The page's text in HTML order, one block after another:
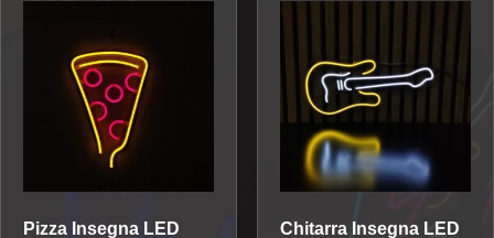
Pizza Insegna LED
ChitarraInsegna LED